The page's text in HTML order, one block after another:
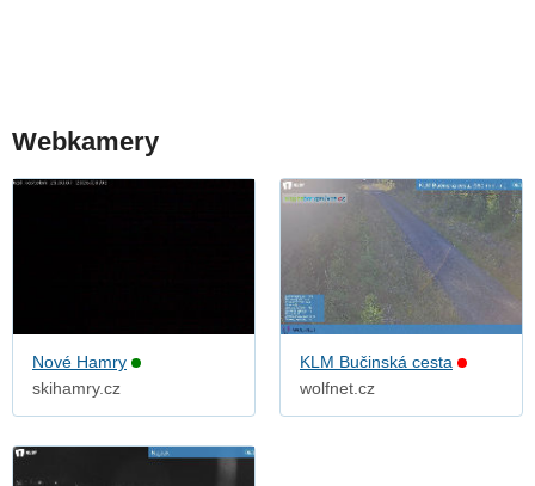
Webkamery
Nové Hamry
skihamry.cz
KLM Bučinská cesta
wolfnet.cz